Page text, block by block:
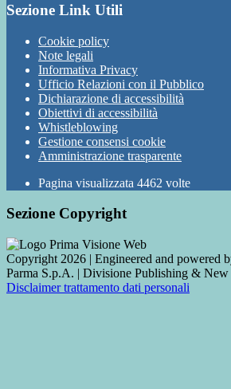
Sezione Link Utili
Cookie policy
Note legali
Informativa Privacy
Ufficio Relazioni con il Pubblico
Dichiarazione di accessibilità
Obiettivi di accessibilità
Whistleblowing
Gestione consensi cookie
Amministrazione trasparente
Pagina visualizzata 4462 volte
Sezione Copyright
Copyright 2026 | Engineered and powered
Parma S.p.A. | Divisione Publishing & New
Disclaimer trattamento dati personali